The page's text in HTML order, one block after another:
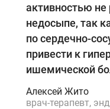
активностью
недосыпе, так
по сердечно-
привести к
ишемической
Алексей Жито
врач-терапевт,